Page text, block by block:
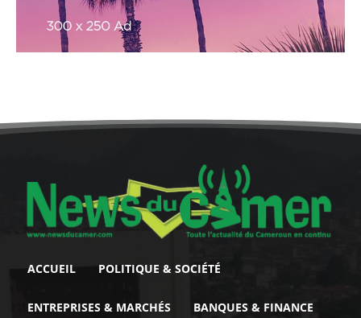
ACCUEIL POLITIQUE & SOCIÉTÉ
ENTREPRISES & MARCHÉS BANQUES & FINANCE